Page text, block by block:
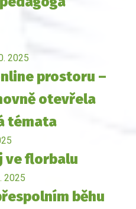
2025
prostoru –
otevřela
témata
ve florbalu
2025
běhu